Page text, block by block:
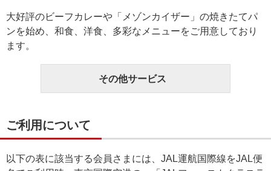
大好評のビーフカレーや「メゾンカイザー」の焼きたてパ
ンを始め、和食、洋食、多彩なメニューをご用意しており
ます。
その他サービス
ご利用について
以下の表に該当する会員さまには、JAL運航国際線をJAL便